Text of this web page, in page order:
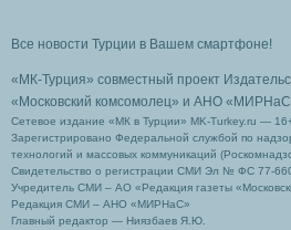
Все новости Турции в Вашем смартфоне!
«МК-Турция» совместный проект
«Московский комсомолец» и АНО «МИРНаС
Сетевое издание «МК в Турции» MK-Turkey.ru —
Зарегистрировано Федеральной службой по
технологий и массовых коммуникаций
Свидетельство о регистрации СМИ Эл № ФС 77-
Учредитель СМИ – АО «Редакция газеты
Редакция СМИ – АНО «МИРНаС»
Главный редактор — Ниязбаев Я.Ю.